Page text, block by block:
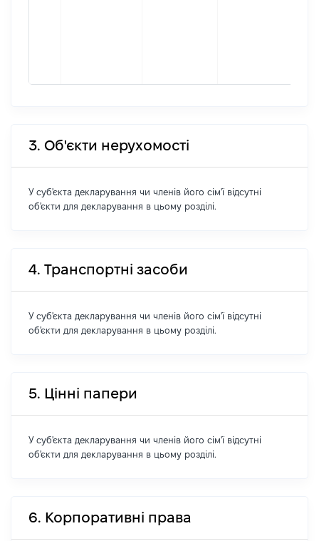
3. Об'єкти нерухомості
У суб'єкта декларування чи членів його сім'ї відсутні
об'єкти для декларування в цьому розділі.
4. Транспортні засоби
У суб'єкта декларування чи членів його сім'ї відсутні
об'єкти для декларування в цьому розділі.
5. Цінні папери
У суб'єкта декларування чи членів його сім'ї відсутні
об'єкти для декларування в цьому розділі.
6. Корпоративні права